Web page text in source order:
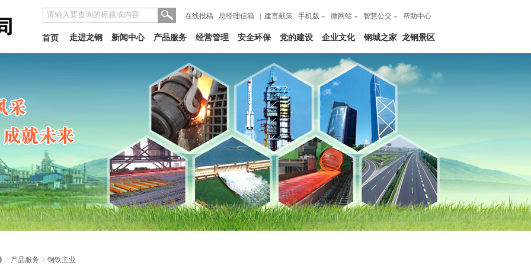
在线投稿 总经理信箱 建言献策 手机版 微网站 智慧公交 帮助中心
龙钢景区
钢城之家
企业文化
党的建设
安全环保
经营管理
产品服务
新闻中心
走进龙钢
首页
产品服务 钢铁主业